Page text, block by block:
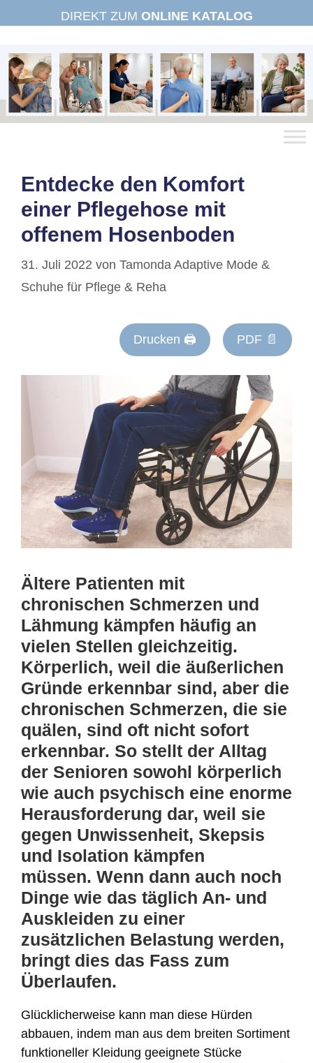
Inhalt
DIREKT ZUM ONLINE KATALOG
Entdecke den Komfort
einer Pflegehose mit
offenem Hosenboden
31. Juli 2022 von Tamonda Adaptive Mode &
Schuhe für Pflege & Reha
Drucken 🖨 PDF 📄
Ältere Patienten mit
chronischen Schmerzen und
Lähmung kämpfen häufig an
vielen Stellen gleichzeitig.
Körperlich, weil die äußerlichen
Gründe erkennbar sind, aber die
chronischen Schmerzen, die sie
quälen, sind oft nicht sofort
erkennbar. So stellt der Alltag
der Senioren sowohl körperlich
wie auch psychisch eine enorme
Herausforderung dar, weil sie
gegen Unwissenheit, Skepsis
und Isolation kämpfen
müssen. Wenn dann auch noch
Dinge wie das täglich An- und
Auskleiden zu einer
zusätzlichen Belastung werden,
bringt dies das Fass zum
Überlaufen.
Glücklicherweise kann man diese Hürden
abbauen, indem man aus dem breiten Sortiment
funktioneller Kleidung geeignete Stücke